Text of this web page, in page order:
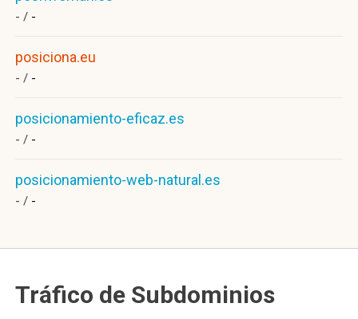
- / -
posiciona.eu
- / -
posicionamiento-eficaz.es
- / -
posicionamiento-web-natural.es
- / -
Tráfico de Subdominios